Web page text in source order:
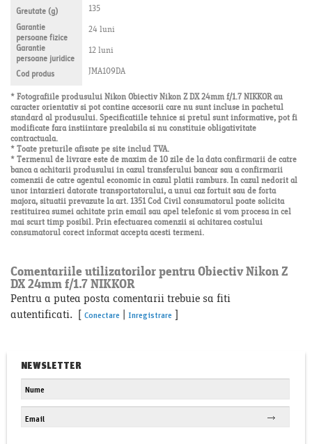
Greutate (g) 135
Garantie
persoane fizice 24 luni
Garantie
persoane juridice 12 luni
Cod produs
JMA109DA
* Fotografiile produsului Nikon Obiectiv Nikon Z DX 24mm f/1.7 NIKKOR au
caracter orientativ si pot contine accesorii care nu sunt incluse in pachetul
standard al produsului. Specificatiile tehnice si pretul sunt informative, pot fi
modificate fara instiintare prealabila si nu constituie obligativitate
contractuala.
* Toate preturile afisate pe site includ TVA.
* Termenul de livrare este de maxim de 10 zile de la data confirmarii de catre
banca a achitarii produsului in cazul transferului bancar sau a confirmarii
comenzii de catre agentul economic in cazul platii ramburs. In cazul nedorit al
unor intarzieri datorate transportatorului, a unui caz fortuit sau de forta
majora, situatii prevazute la art. 1351 Cod Civil consumatorul poate solicita
restituirea sumei achitate prin email sau apel telefonic si vom procesa in cel
mai scurt timp posibil. Prin efectuarea comenzii si achitarea costului
consumatorul corect informat accepta acesti termeni.
Comentariile utilizatorilor pentru Obiectiv Nikon Z
DX 24mm f/1.7 NIKKOR
Pentru a putea posta comentarii trebuie sa fiti
autentificati. [ Conectare | Inregistrare ]
NEWSLETTER